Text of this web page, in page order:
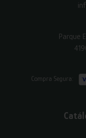
Parque
Compra Segura: